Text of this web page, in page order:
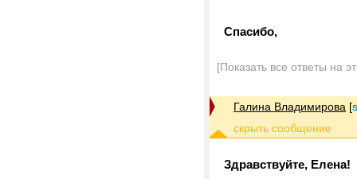
Спасибо,
[Показать все ответы на
Галина Владимирова [
Здравствуйте, Елена!